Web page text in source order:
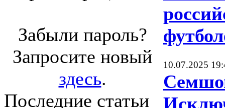
Забыли пароль?
Запросите новый
здесь.
Последние статьи
10.07.2025